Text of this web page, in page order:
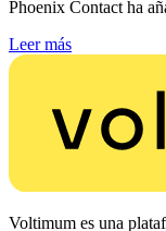
Phoenix Contact ha
Leer más
Voltimum es una